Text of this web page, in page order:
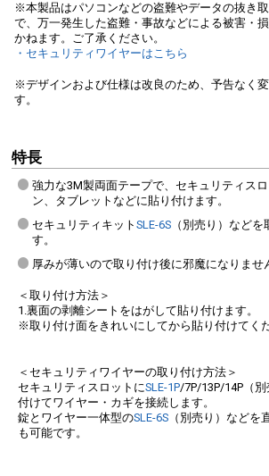
※本製品はパソコンなどの盗難やデータの抜き
で、万一発生した盗難・事故などによる被害・
かねます。ご了承ください。
・セキュリティワイヤーはこちら
※デザインおよび仕様は改良のため、予告なく
す。
特長
強力な3M製両面テープで、セキュリティス
ン、タブレットなどに貼り付けます。
セキュリティキットSLE-6S （別売り）など
す。
厚みが薄いので取り付け後に邪魔になりませ
＜取り付け方法＞
1.裏面の剥離シートをはがして貼り付けます。
※取り付け面をきれいにしてから貼り付けてくだ
＜セキュリティワイヤーの取り付け方法＞
セキュリティスロットにSLE-1P/7P/13P/14P（
付けてワイヤー・カギを接続します。
錠とワイヤー一体型のSLE-6S（別売り）などを
も可能です。